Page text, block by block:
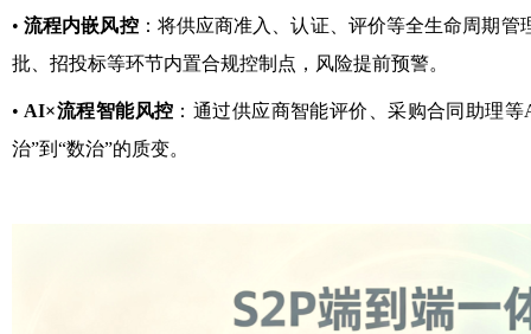
•流程内嵌风控：将供应商准入、认证、评价等全生命周期管
批、招投标等环节内置合规控制点，风险提前预警。
• AI×流程智能风控 ：通过供应商智能评价、采购合同助理
治”到“数治”的质变。